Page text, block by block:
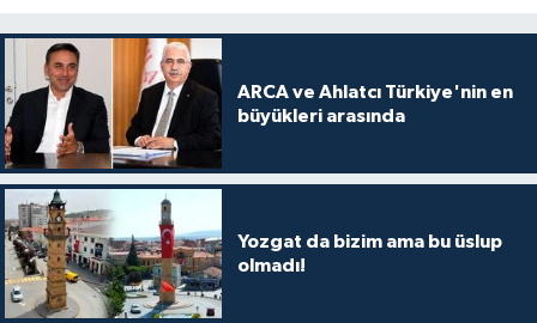
ARCA ve Ahlatcı Türkiye'nin en
büyükleri arasında
Yozgat da bizim ama bu üslup
olmadı!